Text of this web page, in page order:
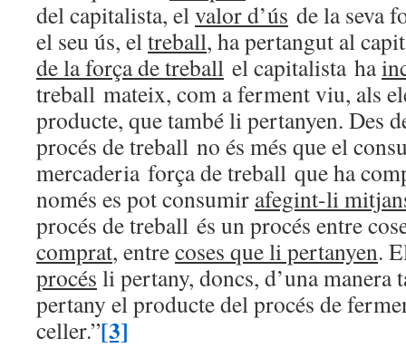
del capitalista, elvalor d’ús de la seva
el seu ús, eltreball, ha pertangut al
de la força de treball el capitalistaha
treball mateix, com a ferment viu, als
producte, que també li pertanyen. Des
procés de treball no és més que el
mercaderiaforça de treball que ha
només es pot consumir afegint-li
procés de treball és un procés entre
comprat, entrecoses que li pertanyen.
procés li pertany, doncs, d’una manera
pertany el producte del procés de
celler.”[3]